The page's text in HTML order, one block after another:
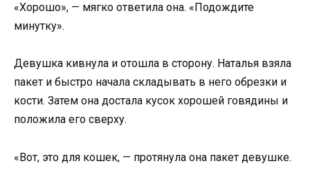
«Хорошо», — мягко ответила она. «Подождите
минутку».
Девушка кивнула и отошла в сторону. Наталья взяла
пакет и быстро начала складывать в него обрезки и
кости. Затем она достала кусок хорошей говядины и
положила его сверху.
«Вот, это для кошек, — протянула она пакет девушке.